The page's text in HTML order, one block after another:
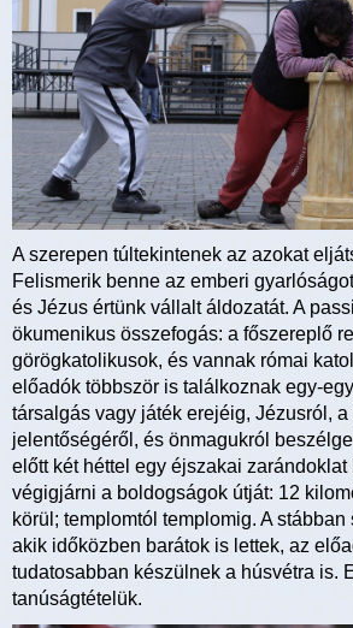
A szerepen túltekintenek az azokat
Felismerik benne az emberi
és Jézus értünk vállalt áldozatát. A
ökumenikus összefogás: a főszereplő
görögkatolikusok, és vannak római
előadók többször is találkoznak egy-
társalgás vagy játék erejéig, Jézusról,
jelentőségéről, és önmagukról
előtt két héttel egy éjszakai
végigjárni a boldogságok útját: 12
körül; templomtól templomig. A stábban
akik időközben barátok is lettek, az
tudatosabban készülnek a húsvétra is.
tanúságtételük.